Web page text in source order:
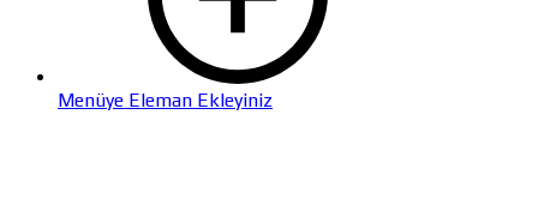
Menüye Eleman Ekleyiniz